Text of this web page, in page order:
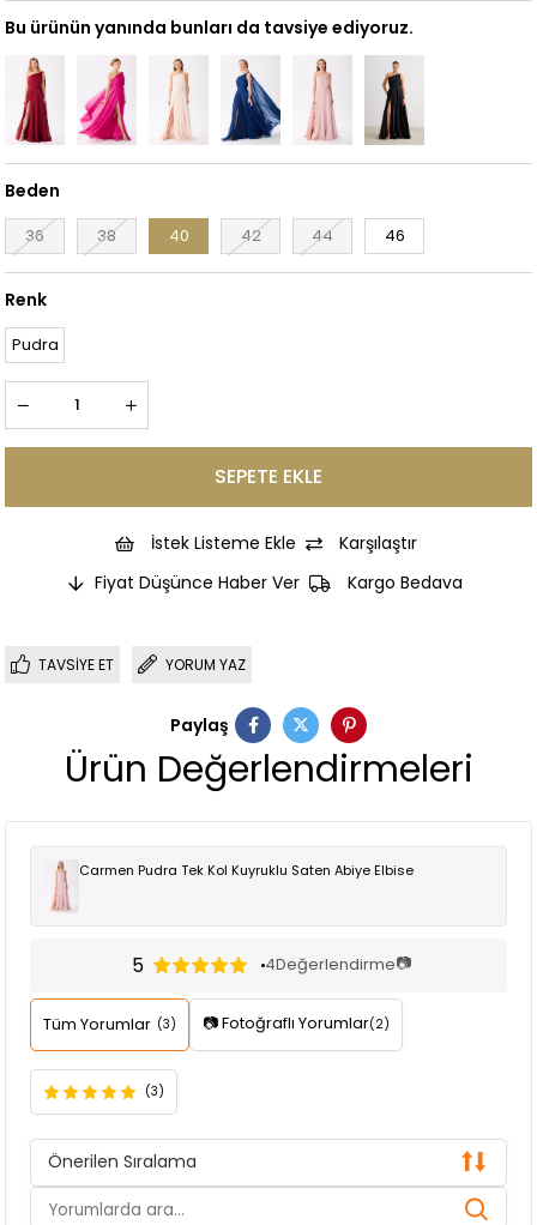
Bu ürünün yanında bunları da tavsiye ediyoruz.
Beden
36 38 40 42 44 46
Renk
Pudra
İstek Listeme Ekle
Karşılaştır
Fiyat Düşünce Haber Ver
Kargo Bedava
TAVSIYE ET YORUM YAZ
Paylaş
Ürün Değerlendirmeleri
Carmen Pudra Tek Kol Kuyruklu Saten Abiye Elbise
5 4Değerlendirme📷
Tüm Yorumlar (3) 📷 Fotoğraflı Yorumlar(2)
(3)
Önerilen Sıralama